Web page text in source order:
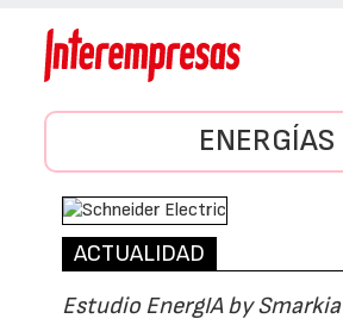
ENERGÍAS
ACTUALIDAD
Estudio EnergIA by Smarkia